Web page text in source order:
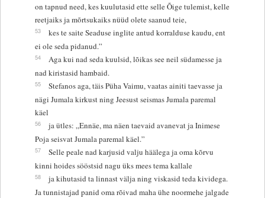
on tapnud need, kes kuulutasid ette selle Õige tulemist, kelle
reetjaiks ja mõrtsukaiks nüüd olete saanud teie,
53
kes te saite Seaduse inglite antud korralduse kaudu, ent
ei ole seda pidanud.”
54
Aga kui nad seda kuulsid, lõikas see neil südamesse ja
nad kiristasid hambaid.
55
Stefanos aga, täis Püha Vaimu, vaatas ainiti taevasse ja
nägi Jumala kirkust ning Jeesust seismas Jumala paremal
käel
56
ja ütles: „Ennäe, ma näen taevaid avanevat ja Inimese
Poja seisvat Jumala paremal käel.”
57
Selle peale nad karjusid valju häälega ja oma kõrvu
kinni hoides sööstsid nagu üks mees tema kallale
58
ja kihutasid ta linnast välja ning viskasid teda kividega.
Ja tunnistajad panid oma rõivad maha ühe noormehe jalgade